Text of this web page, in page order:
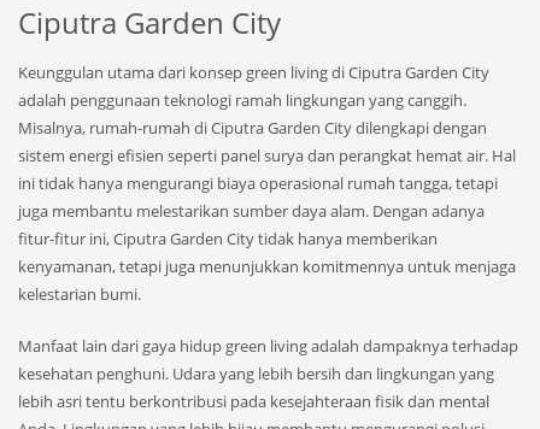
Ciputra Garden City
Keunggulan utama dari konsep green living di Ciputra Garden City
adalah penggunaan teknologi ramah lingkungan yang canggih.
Misalnya, rumah-rumah di Ciputra Garden City dilengkapi dengan
sistem energi efisien seperti panel surya dan perangkat hemat air. Hal
ini tidak hanya mengurangi biaya operasional rumah tangga, tetapi
juga membantu melestarikan sumber daya alam. Dengan adanya
fitur-fitur ini, Ciputra Garden City tidak hanya memberikan
kenyamanan, tetapi juga menunjukkan komitmennya untuk menjaga
kelestarian bumi.
Manfaat lain dari gaya hidup green living adalah dampaknya terhadap
kesehatan penghuni. Udara yang lebih bersih dan lingkungan yang
lebih asri tentu berkontribusi pada kesejahteraan fisik dan mental